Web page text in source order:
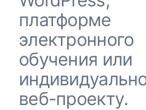
платформе
электронного
обучения или
веб-проекту.